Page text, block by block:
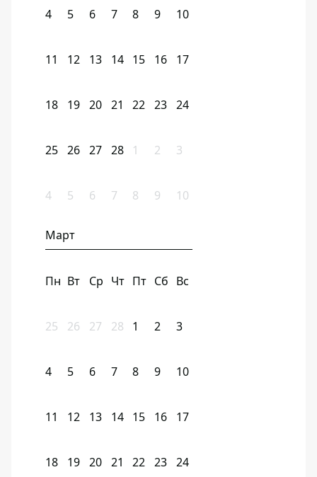
4 5 6 7 8 9 10
11 12 13 14 15 16 17
18 19 20 21 22 23 24
25 26 27 28 1 2 3
4 5 6 7 8 9 10
Март
Пн Вт Ср Чт Пт Сб Вс
25 26 27 28 1 2 3
4 5 6 7 8 9 10
11 12 13 14 15 16 17
18 19 20 21 22 23 24